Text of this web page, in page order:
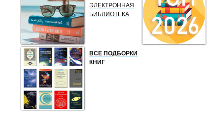
ЭЛЕКТРОННАЯ
БИБЛИОТЕКА
ВСЕ ПОДБОРКИ
КНИГ